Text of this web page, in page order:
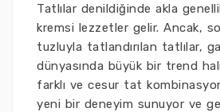
Tatlılar denildiğinde akla
kremsi lezzetler gelir. Ancak,
tuzluyla tatlandırılan tatlılar,
dünyasında büyük bir trend
farklı ve cesur tat
yeni bir deneyim sunuyor ve